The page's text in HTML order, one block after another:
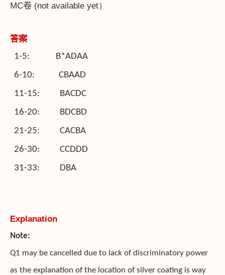
MC卷 (not available yet）
答案
1-5: B*ADAA
6-10: CBAAD
11-15: BACDC
16-20: BDCBD
21-25: CACBA
26-30: CCDDD
31-33: DBA
Explanation
Note:
Q1 may be cancelled due to lack of discriminatory power
as the explanation of the location of silver coating is way